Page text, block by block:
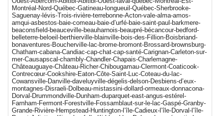
Montréal-Nord-Québec-Gatineau-longueuil-Québec-Sherbrooke-
Saguenay-lévis-Trois-rivière-terrebonne-Acton-vale-alma-amos-
amqui-asbestos-baie-comeau-baie-d’urfé-baie-saint-paul-barkmere-
beaconsfield-beauceville-beauharnois-beaupré-bécancour-bedford-
belleterre-beloeil-berthierville-blainville-bois-des-Fillion-Boisbriand-
bonaventures-Boucherville-lac-brome-bromont-Brossard-brownsburg-
Chatham-cabana-Candiac-cap-chat-cap-santé-Carignan-Carleton-sur-
mer-Causapscal-chambly-Chandler-Chapais-Charlemagne-
Châteauguaye-Château-Richer-Chibougamau-Clermont-Coaticook-
Contrecœur-Cookshire-Eaton-Côte-Saint-Luc-Coteau-du-lac-
Cowansville-Danville-daveluyville-dégelis-delson-Desbiens-d’eux-
montagnes-Disraeli-Dolbeau-mistassini-dollard-ormeaux-donnacona-
Dorval-Drummondville-Dunham-duparquet-east-angus-estérel-
Farnham-Fermont-Forestville-Fossamblaut-sur-le-lac-Gaspé-Granby-
Grande-Rivière-Hempstead-Huntington-l’île-Cadieux-l’île-Dorval-l’île-